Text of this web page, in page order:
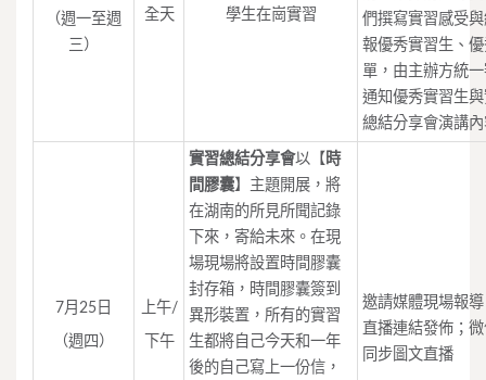
（週一至週
三）
全天 學生在崗實習
們撰寫實習感受
報優秀實習生、
單，由主辦方統
通知優秀實習生
總結分享會演講
7月25日
（週四）
上午/
下午
實習總結分享會以【 時
間膠囊】主題開展，將
在湖南的所見所聞記錄
下來，寄給未來。在現
場現場將設置時間膠囊
封存箱，時間膠囊簽到
異形裝置，所有的實習
生都將自己今天和一年
後的自己寫上一份信，
邀請媒體現場報
直播連結發佈；
同步圖文直播